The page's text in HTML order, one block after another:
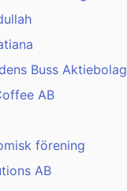
Buss Aktiebolag
AB
förening
AB